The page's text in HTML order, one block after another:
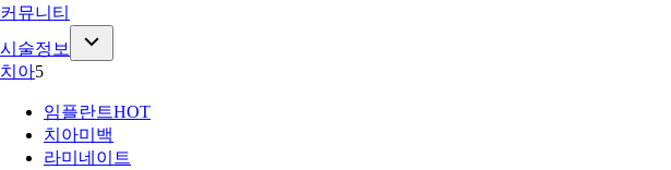
커뮤니티
시술정보
치아5
임플란트HOT
치아미백
라미네이트